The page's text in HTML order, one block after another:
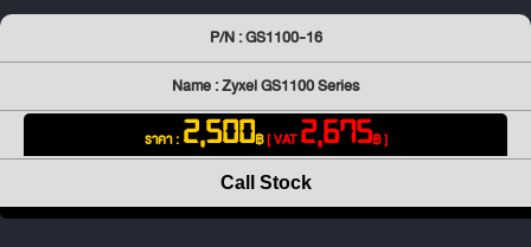
P/N : GS1100-16
Name : Zyxel GS1100 Series
ราคา : 2,500฿[ VAT2,675฿ ]
Call Stock